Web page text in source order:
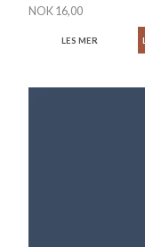
NOK 16,00
LES MER